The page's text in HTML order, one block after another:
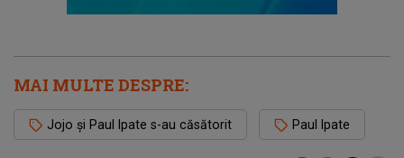
MAI MULTE DESPRE:
Jojo și Paul Ipate s-au căsătorit Paul Ipate